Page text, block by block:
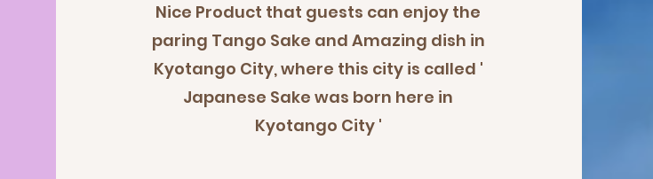
Nice Product that guests can enjoy the
paring Tango Sake and Amazing dish in
Kyotango City, where this city is called '
Japanese Sake was born here in
Kyotango City '